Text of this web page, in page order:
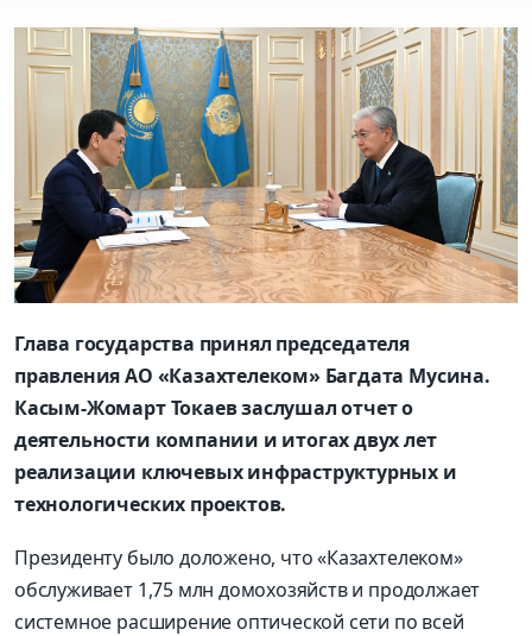
Глава государства принял председателя
правления АО «Казахтелеком» Багдата Мусина.
Касым-Жомарт Токаев заслушал отчет о
деятельности компании и итогах двух лет
реализации ключевых инфраструктурных и
технологических проектов.
Президенту было доложено, что «Казахтелеком»
обслуживает 1,75 млн домохозяйств и продолжает
системное расширение оптической сети по всей